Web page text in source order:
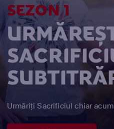
SEZON 1
Urmăriți Sacrificiul chiar